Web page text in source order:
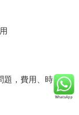
題，費用、時